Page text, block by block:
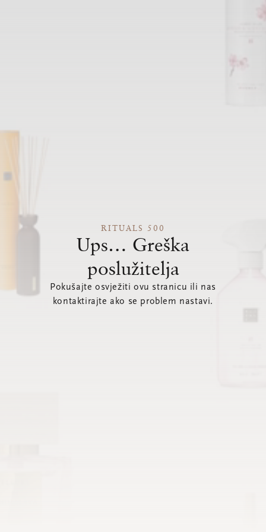
RITUALS 500
Ups… Greška
poslužitelja
Pokušajte osvježiti ovu stranicu ili nas
kontaktirajte ako se problem nastavi.